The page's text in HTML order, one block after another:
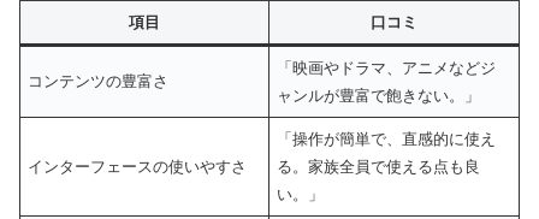
項目 口コミ
コンテンツの豊富さ
「映画やドラマ、アニメなどジ
ャンルが豊富で飽きない。」
インターフェースの使いやすさ
「操作が簡単で、直感的に使え
る。家族全員で使える点も良
い。」